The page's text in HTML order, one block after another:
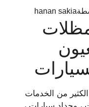
hanan sakia
من الخدمات